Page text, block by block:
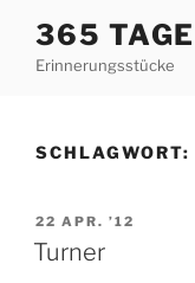
Inhalt
springen
365 TAGE
Erinnerungsstücke
SCHLAGWORT:
VERÖFFENTLICHT
AM
22 APR. ’12
Turner